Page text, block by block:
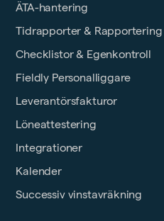
ÄTA-hantering
Tidrapporter & Rapportering
Checklistor & Egenkontroll
Fieldly Personalliggare
Leverantörsfakturor
Löneattestering
Integrationer
Kalender
Successiv vinstavräkning